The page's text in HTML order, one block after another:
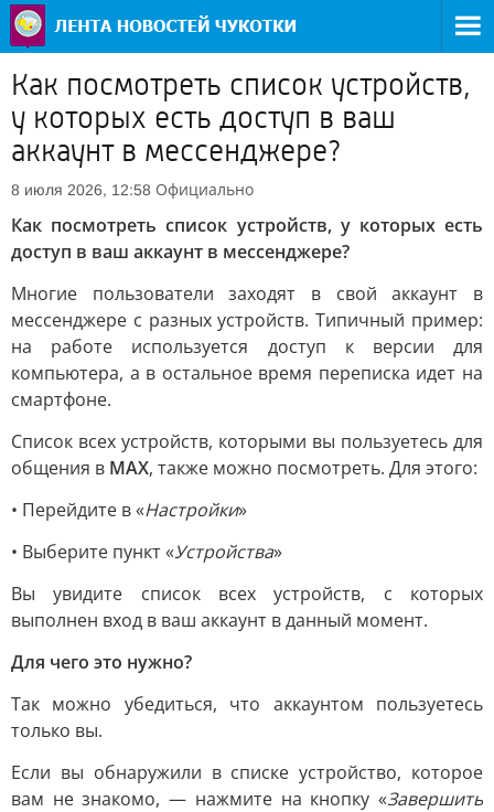
Как посмотреть список устройств,
у которых есть доступ в ваш
аккаунт в мессенджере?
8 июля 2026, 12:58 Официально
Как посмотреть список устройств, у которых есть
доступ в ваш аккаунт в мессенджере?
Многие пользователи заходят в свой аккаунт в
мессенджере с разных устройств. Типичный пример:
на работе используется доступ к версии для
компьютера, а в остальное время переписка идет на
смартфоне.
Список всех устройств, которыми вы пользуетесь для
общения в МАХ, также можно посмотреть. Для этого:
• Перейдите в «Настройки»
• Выберите пункт «Устройства»
Вы увидите список всех устройств, с которых
выполнен вход в ваш аккаунт в данный момент.
Для чего это нужно?
Так можно убедиться, что аккаунтом пользуетесь
только вы.
Если вы обнаружили в списке устройство, которое
вам не знакомо, — нажмите на кнопку «Завершить